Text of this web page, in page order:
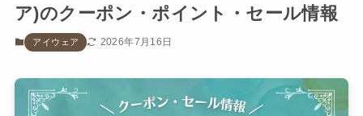
ア)のクーポン・ポイント・セール情報
アイウェア 2026年7月16日